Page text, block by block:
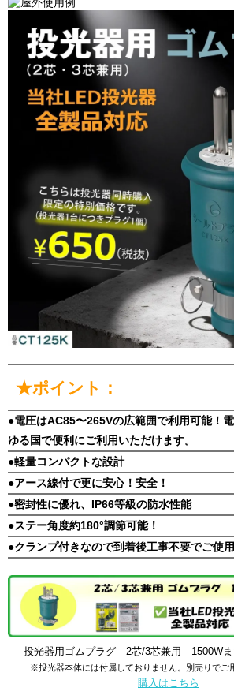
★ポイント：
●電圧はAC85〜265Vの広範囲で利用可能！
ゆる国で便利にご利用いただけます。
●軽量コンパクトな設計
●アース線付で更に安心！安全！
●密封性に優れ、IP66等級の防水性能
●ステー角度約180°調節可能！
●クランプ付きなので到着後工事不要でご使
投光器用ゴムプラグ 2芯/3芯兼用 1500W
※投光器本体には付属しておりません。別売りでご
購入はこちら